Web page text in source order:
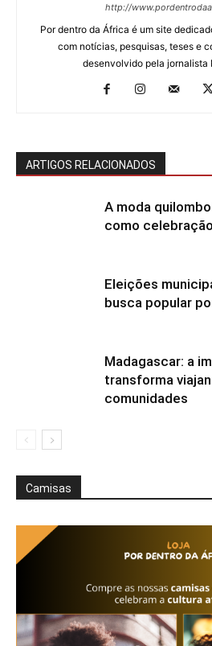
http://
Por dentro da África é um site
com notícias, pesquisas, teses e
desenvolvido pela jornalista
ARTIGOS RELACIONADOS
A moda
como
Eleições
busca popular
Madagascar: a
transforma
comunidades
Camisas